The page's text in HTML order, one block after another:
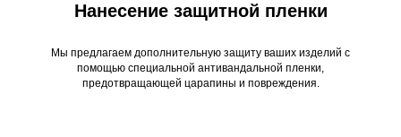
Нанесение защитной пленки
Мы предлагаем дополнительную защиту ваших изделий с
помощью специальной антивандальной пленки,
предотвращающей царапины и повреждения.